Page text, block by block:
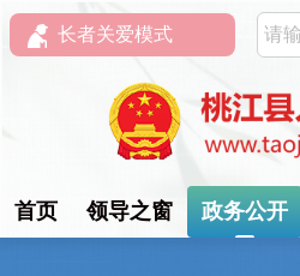
长者关爱模式
首页 领导之窗 政务公开